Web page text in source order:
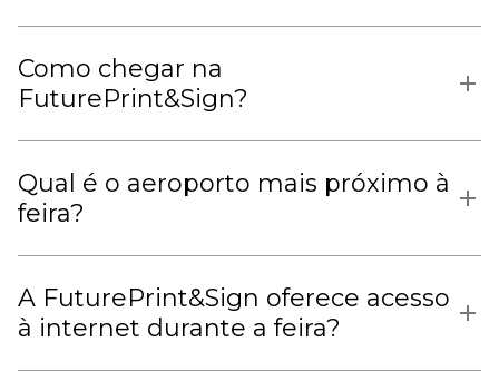
Como chegar na
FuturePrint&Sign?
Qual é o aeroporto mais próximo à
feira?
A FuturePrint&Sign oferece acesso
à internet durante a feira?